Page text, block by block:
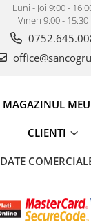
Luni - Joi 9:00 -
Vineri 9:00 - 15:30
MAGAZINUL MEU
CLIENTI
DATE